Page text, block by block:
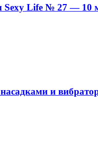
Sexy Life № 27 — 10
и